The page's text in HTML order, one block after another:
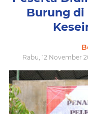
Burung di
Rabu, 12 November